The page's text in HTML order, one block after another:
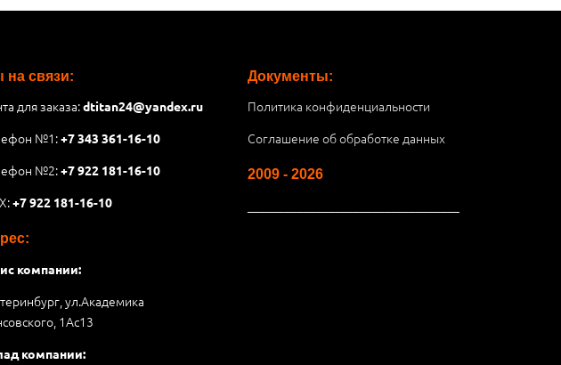
на связи:
для заказа:dtitan24@yandex.ru
№1:+7 343 361-16-10
№2:+7 922 181-16-10
+7 922 181-16-10
компании:
ул.Академика
1Аc13
компании:
Документы:
Политика конфиденциальности
Соглашение об обработке данных
2009 - 2026